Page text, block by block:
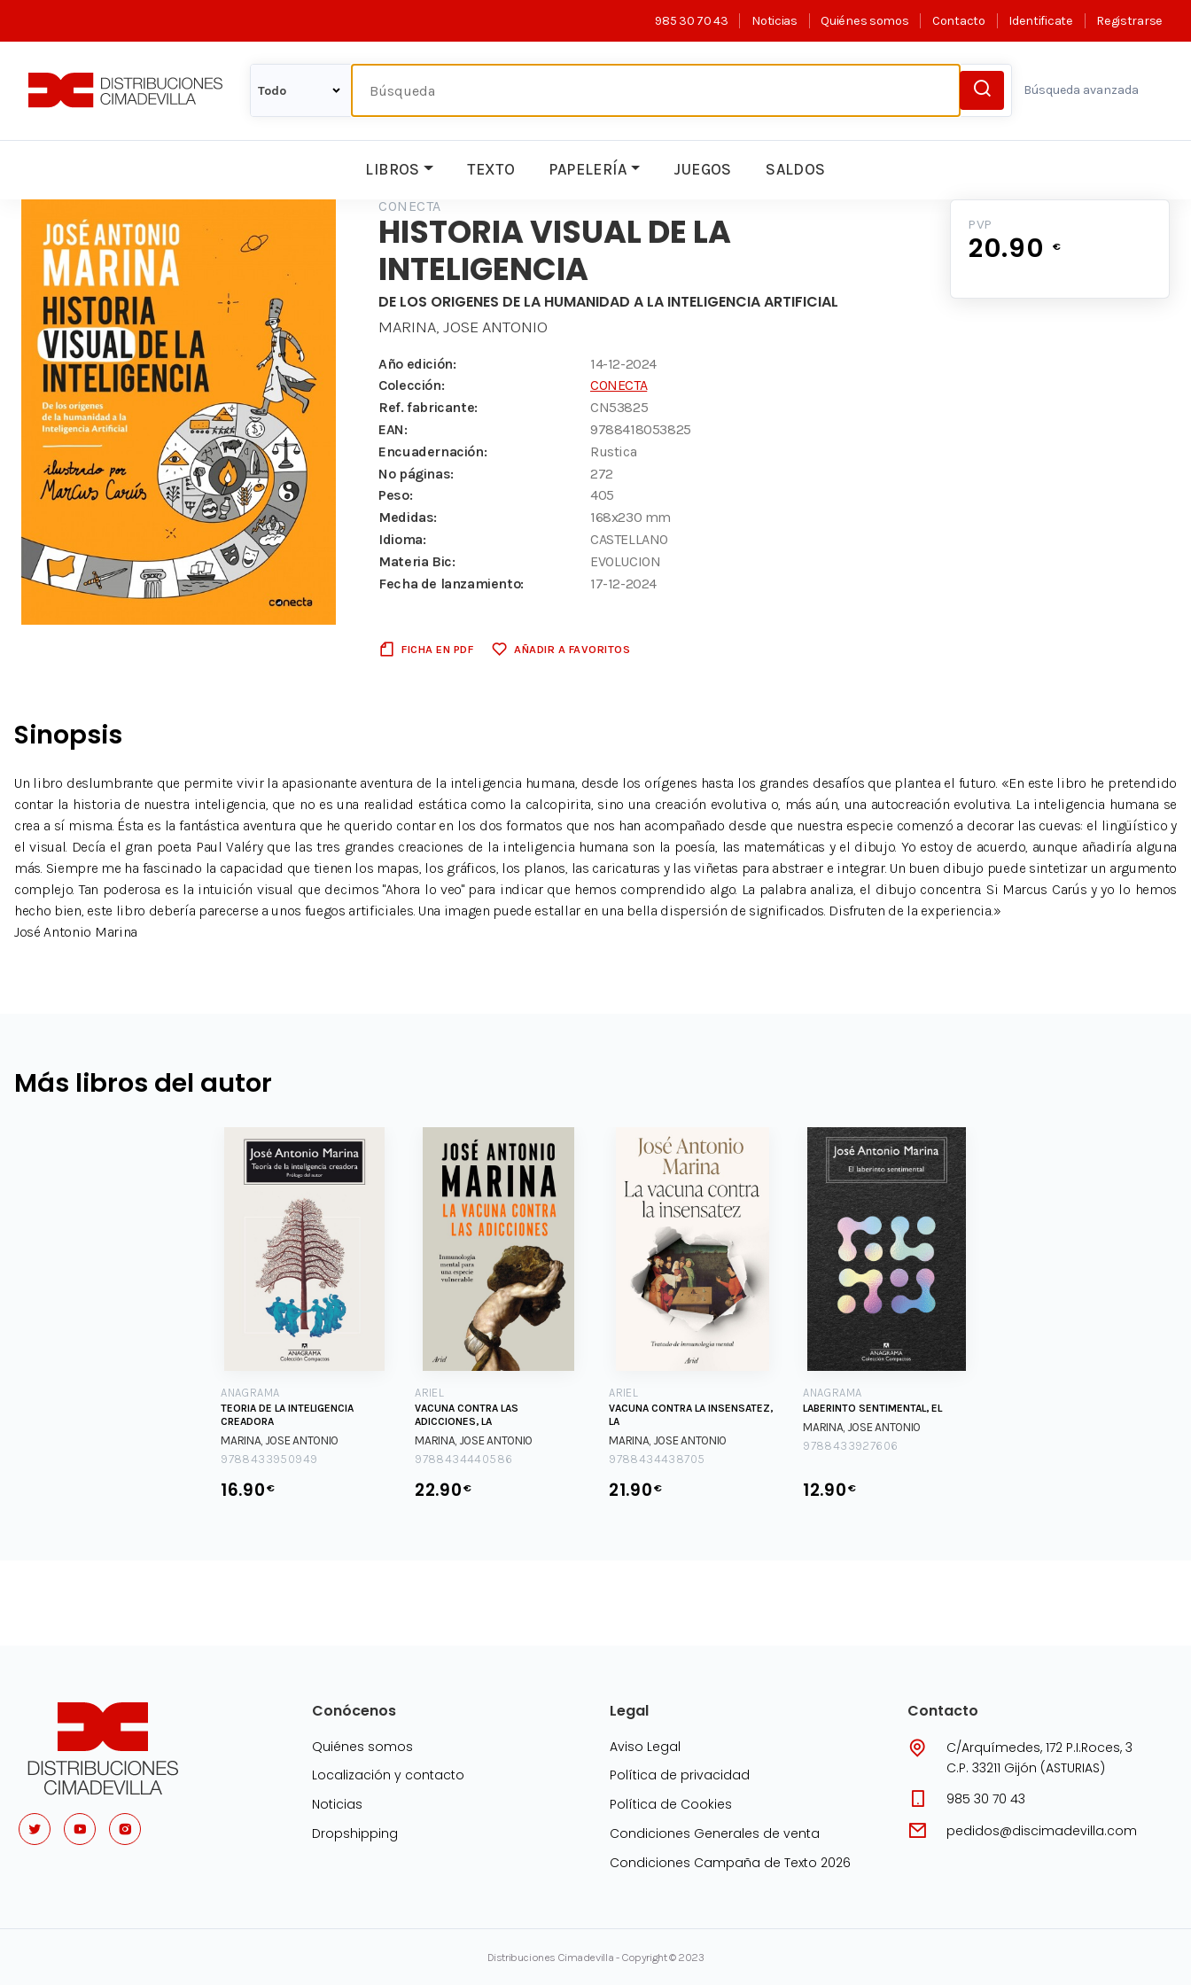
985 30 70 43 Noticias Quiénes somos Contacto Identificate Registrarse
Búsqueda avanzada
LIBROS TEXTO PAPELERÍA JUEGOS SALDOS
CONECTA
HISTORIA VISUAL DE LA
INTELIGENCIA
DE LOS ORIGENES DE LA HUMANIDAD A LA INTELIGENCIA ARTIFICIAL
MARINA, JOSE ANTONIO
Año edición:
14-12-2024
Colección:
CONECTA
Ref. fabricante:
CN53825
EAN:
9788418053825
Encuadernación:
Rustica
Nº páginas:
272
Peso:
405
Medidas:
168x230 mm
Idioma:
CASTELLANO
Materia Bic:
EVOLUCION
Fecha de lanzamiento:
17-12-2024
FICHA EN PDF AÑADIR A FAVORITOS
PVP
20.90 €
Sinopsis
Un libro deslumbrante que permite vivir la apasionante aventura de la inteligencia humana, desde los orígenes hasta los grandes desafíos que plantea el futuro. «En este libro he pretendido
contar la historia de nuestra inteligencia, que no es una realidad estática como la calcopirita, sino una creación evolutiva o, más aún, una autocreación evolutiva. La inteligencia humana se
crea a sí misma. Ésta es la fantástica aventura que he querido contar en los dos formatos que nos han acompañado desde que nuestra especie comenzó a decorar las cuevas: el lingüístico y
el visual. Decía el gran poeta Paul Valéry que las tres grandes creaciones de la inteligencia humana son la poesía, las matemáticas y el dibujo. Yo estoy de acuerdo, aunque añadiría alguna
más. Siempre me ha fascinado la capacidad que tienen los mapas, los gráficos, los planos, las caricaturas y las viñetas para abstraer e integrar. Un buen dibujo puede sintetizar un argumento
complejo. Tan poderosa es la intuición visual que decimos "Ahora lo veo" para indicar que hemos comprendido algo. La palabra analiza, el dibujo concentra. Si Marcus Carús y yo lo hemos
hecho bien, este libro debería parecerse a unos fuegos artificiales. Una imagen puede estallar en una bella dispersión de significados. Disfruten de la experiencia.»
José Antonio Marina
Más libros del autor
ANAGRAMA
TEORIA DE LA INTELIGENCIA
CREADORA
MARINA, JOSE ANTONIO
9788433950949
16.90€
ARIEL
VACUNA CONTRA LAS
ADICCIONES, LA
MARINA, JOSE ANTONIO
9788434440586
22.90€
ARIEL
VACUNA CONTRA LA INSENSATEZ,
LA
MARINA, JOSE ANTONIO
9788434438705
21.90€
ANAGRAMA
LABERINTO SENTIMENTAL, EL
MARINA, JOSE ANTONIO
9788433927606
12.90€
Conócenos
Quiénes somos
Localización y contacto
Noticias
Dropshipping
Legal
Aviso Legal
Política de privacidad
Política de Cookies
Condiciones Generales de venta
Condiciones Campaña de Texto 2026
Contacto
C/Arquímedes, 172 P.I.Roces, 3
C.P. 33211 Gijón (ASTURIAS)
985 30 70 43
pedidos@discimadevilla.com
Distribuciones Cimadevilla - Copyright © 2023